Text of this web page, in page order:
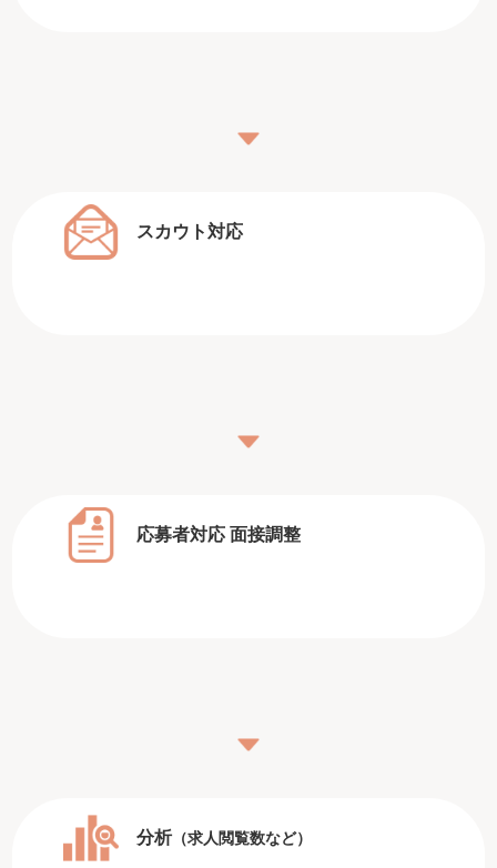
スカウト対応
応募者対応 面接調整
分析（求人閲覧数など）